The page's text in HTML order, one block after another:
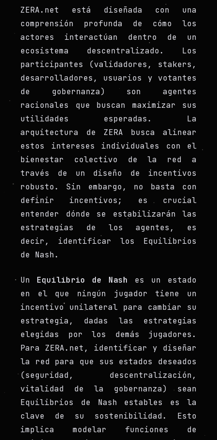
ZERA.net está diseñada con una
comprensión profunda de cómo los
actores interactúan dentro de un
ecosistema descentralizado. Los
participantes (validadores, stakers,
desarrolladores, usuarios y votantes
de gobernanza) son agentes
racionales que buscan maximizar sus
utilidades esperadas. La
arquitectura de ZERA busca alinear
estos intereses individuales con el
bienestar colectivo de la red a
través de un diseño de incentivos
robusto. Sin embargo, no basta con
definir incentivos; es crucial
entender dónde se estabilizarán las
estrategias de los agentes, es
decir, identificar los Equilibrios
de Nash.
Un Equilibrio de Nash es un estado
en el que ningún jugador tiene un
incentivo unilateral para cambiar su
estrategia, dadas las estrategias
elegidas por los demás jugadores.
Para ZERA.net, identificar y diseñar
la red para que sus estados deseados
(seguridad, descentralización,
vitalidad de la gobernanza) sean
Equilibrios de Nash estables es la
clave de su sostenibilidad. Esto
implica modelar funciones de